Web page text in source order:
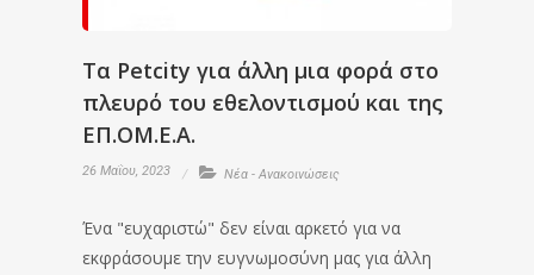
Τα Petcity για άλλη μια φορά στο
πλευρό του εθελοντισμού και της
ΕΠ.ΟΜ.Ε.Α.
26 Μαΐου, 2023 Νέα - Ανακοινώσεις
Ένα "ευχαριστώ" δεν είναι αρκετό για να
εκφράσουμε την ευγνωμοσύνη μας για άλλη